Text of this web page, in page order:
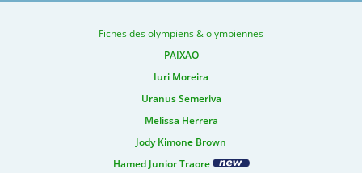
Fiches des olympiens & olympiennes
PAIXAO
Iuri Moreira
Uranus Semeriva
Melissa Herrera
Jody Kimone Brown
Hamed Junior Traore